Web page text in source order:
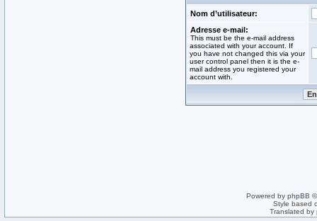
Nom d’utilisateur:
Adresse e-mail:
This must be the e-mail address
associated with your account. If
you have not changed this via your
user control panel then it is the e-
mail address you registered your
account with.
Powered by phpBB
Style based
Translated by